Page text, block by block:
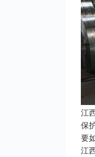
江
保
要
江